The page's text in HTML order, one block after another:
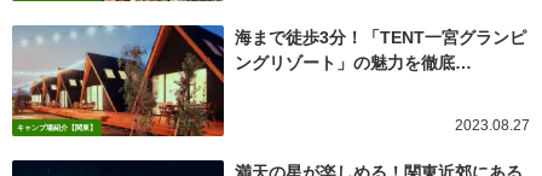
キャンプ場紹介【関東】
海まで徒歩3分！「TENT一宮グランピ
ングリゾート」の魅力を徹底…
2023.08.27
満天の星が楽しめる！関東近郊にある